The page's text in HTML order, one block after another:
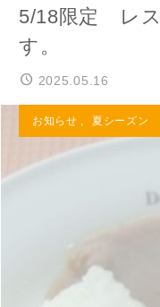
5/18限定 レス
す。
2025.05.16
お知らせ , 夏シーズン